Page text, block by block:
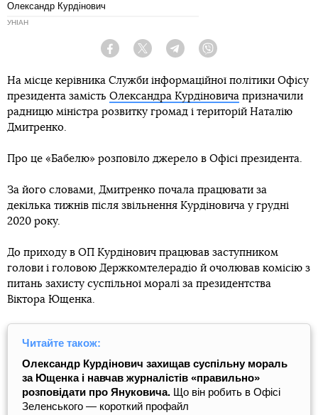
Олександр Курдінович
УНІАН
Facebook Twitter Telegram
На місце керівника Служби інформаційної політики Офісу
президента замість Олександра Курдіновича призначили
радницю міністра розвитку громад і територій Наталію
Дмитренко.
Про це «Бабелю» розповіло джерело в Офісі президента.
За його словами, Дмитренко почала працювати за
декілька тижнів після звільнення Курдіновича у грудні
2020 року.
До приходу в ОП Курдінович працював заступником
голови і головою Держкомтелерадіо й очолював комісію з
питань захисту суспільної моралі за президентства
Віктора Ющенка.
Читайте також:
Олександр Курдінович захищав суспільну мораль
за Ющенка і навчав журналістів «правильно»
розповідати про Януковича. Що він робить в Офісі
Зеленського — короткий профайл